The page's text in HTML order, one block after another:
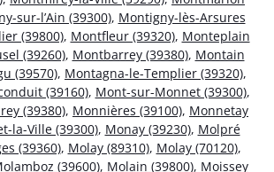
sur-l’Ain (39300), Montigny-lès-Arsures
(39800), Montfleur (39320), Monteplain
(39260), Montbarrey (39380), Montain
(39570), Montagna-le-Templier (39320),
(39160), Mont-sur-Monnet (39300),
(39380), Monnières (39100), Monnetay
la-Ville (39300), Monay (39230), Molpré
(39360), Molay (89310), Molay (70120),
(39600), Molain (39800), Moissey